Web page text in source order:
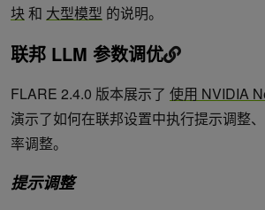
块 和 大型模型 的说明。
联邦 LLM 参数调优
FLARE 2.4.0 版本展示了 使用 NVIDIA
演示了如何在联邦设置中执行提示调整
率调整。
提示调整